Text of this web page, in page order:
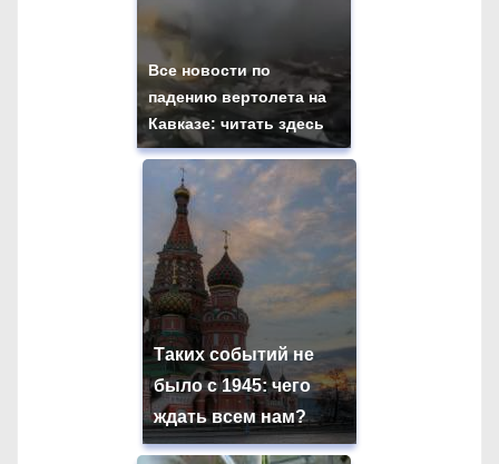
Все новости по
падению вертолета на
Кавказе: читать здесь
Таких событий не
было с 1945: чего
ждать всем нам?